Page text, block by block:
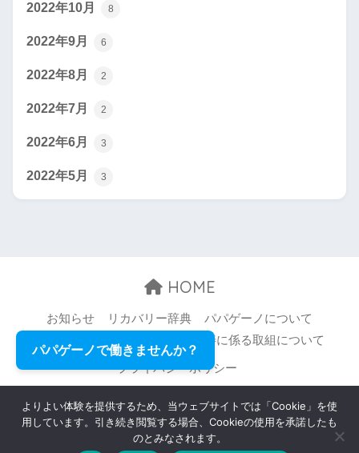
2022年10月 8
2022年9月 6
2022年8月 2
2022年7月 2
2022年6月 3
2022年5月 3
HOME
お知らせ リカバリー辞典
パパゲーノについて
職場環境等の改善に係る取組について
プライバシーポリシー
© 2026 Papageno,Inc. All rights reserved.
パパゲーノで働きませんか？
よりよい体験を提供するため、当ウェブサイトでは「Cookie」を使
用しています。引き続き閲覧する場合、Cookieの使用を承諾したも
のとみなされます。